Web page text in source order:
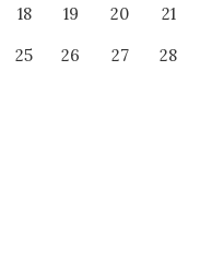
18 19 20 21
25 26 27 28